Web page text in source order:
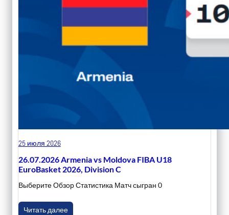
25 июля 2026
26.07.2026 Armenia vs Moldova FIBA U18
EuroBasket 2026, Division C
Выберите Обзор Статистика Матч сыгран 0
Читать далее